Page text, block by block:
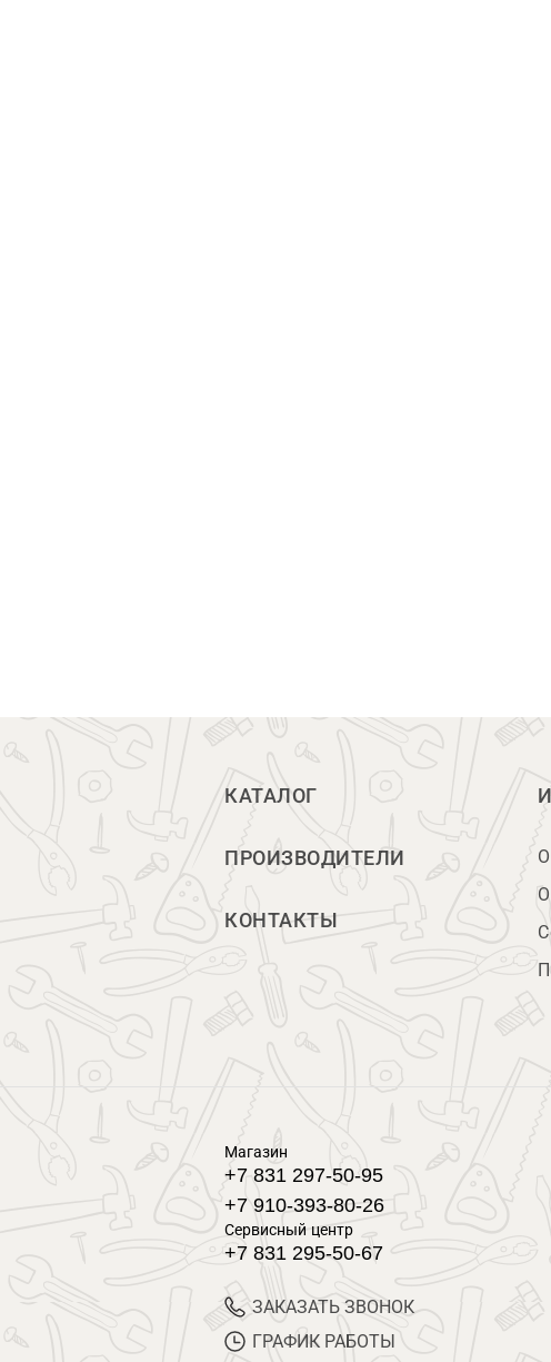
КАТАЛОГ
ПРОИЗВОДИТЕЛИ
КОНТАКТЫ
Магазин
+7 831 297-50-95
+7 910-393-80-26
Сервисный центр
+7 831 295-50-67
ЗАКАЗАТЬ ЗВОНОК
ГРАФИК РАБОТЫ